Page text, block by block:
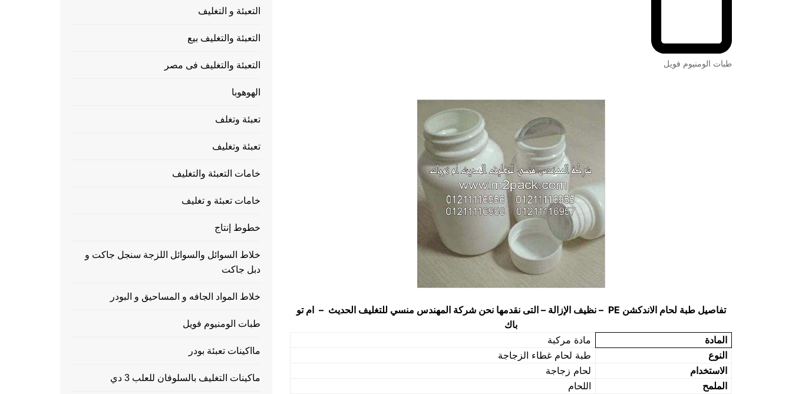
طبات الومنيوم فويل
تفاصيل طبة لحام الاندكشن PE – نظيف الإزالة – التى نقدمها نحن شركة المهندس منسي للتغليف الحديث – ام تو
باك
المادة
مادة مركبة
النوع
طبة لحام غطاء الزجاجة
الاستخدام
لحام زجاجة
الملمح
اللحام
التعبئة و التغليف
التعبئة والتغليف بيع
التعبئة والتغليف فى مصر
الهوهوبا
تعبئة وتغلف
تعبئة وتغليف
خامات التعبئة والتغليف
خامات تعبئة و تغليف
خطوط إنتاج
خلاط السوائل والسوائل اللزجة سنجل جاكت و
دبل جاكت
خلاط المواد الجافه و المساحيق و البودر
طبات الومنيوم فويل
مااكينات تعبئة بودر
ماكينات التغليف بالسلوفان للعلب 3 دي